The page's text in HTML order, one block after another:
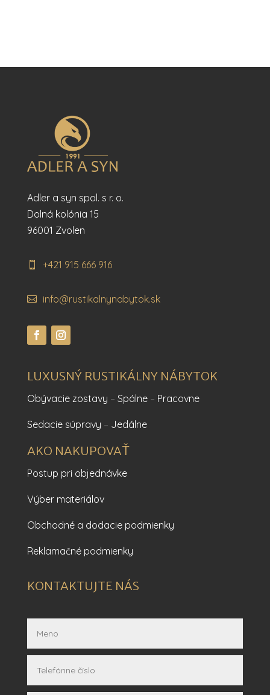
Adler a syn spol. s r. o.
Dolná kolónia 15
96001 Zvolen
+421 915 666 916
info@rustikalnynabytok.sk
LUXUSNÝ RUSTIKÁLNY NÁBYTOK
Obývacie zostavy – Spálne– Pracovne
Sedacie súpravy – Jedálne
AKO NAKUPOVAŤ
Postup pri objednávke
Výber materiálov
Obchodné a dodacie podmienky
Reklamačné podmienky
KONTAKTUJTE NÁS